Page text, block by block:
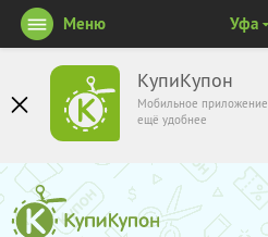
КупиКупон
Мобильное приложение
ещё удобнее
Меню Уфа